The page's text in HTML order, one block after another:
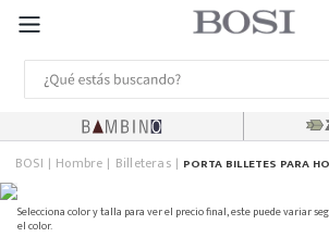
BOSI Hombre Billeteras PORTA BILLETES PARA
Selecciona color y talla para ver el precio final, este puede variar
el color.